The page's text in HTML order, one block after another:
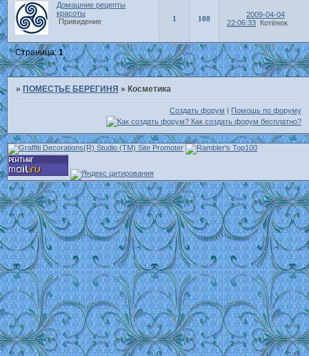
Домашние рецепты
красоты
Привидение
1 108
2009-04-04
22:06:33
Котёнок
Страница:1
» ПОМЕСТЬЕ БЕРЕГИНЯ » Косметика
Создать форум Помощь по форуму